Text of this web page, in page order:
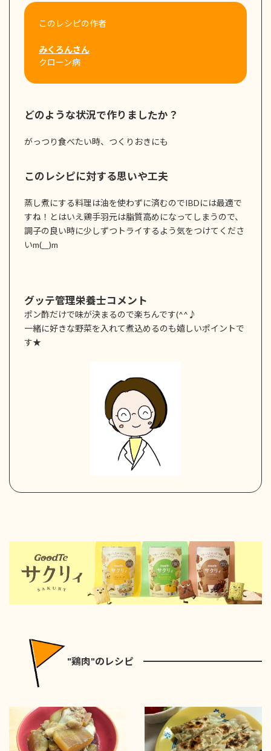
このレシピの作者
みくろんさん
クローン病
どのような状況で作りましたか？
がっつり食べたい時、つくりおきにも
このレシピに対する思いや工夫
蒸し煮にする料理は油を使わずに済むのでIBDには最適で
すね！とはいえ鶏手羽元は脂質高めになってしまうので、
調子の良い時に少しずつトライするよう気をつけてくださ
いm(__)m
グッテ管理栄養士コメント
ポン酢だけで味が決まるので楽ちんです(^^♪
一緒に好きな野菜を入れて煮込めるのも嬉しいポイントで
す★
"鶏肉"のレシピ